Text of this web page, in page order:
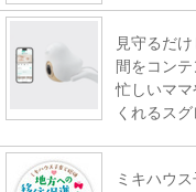
見守るだ
間をコン
忙しいマ
くれるス
ミキハウ